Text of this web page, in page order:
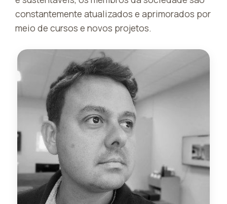
constantemente atualizados e aprimorados por
meio de cursos e novos projetos.